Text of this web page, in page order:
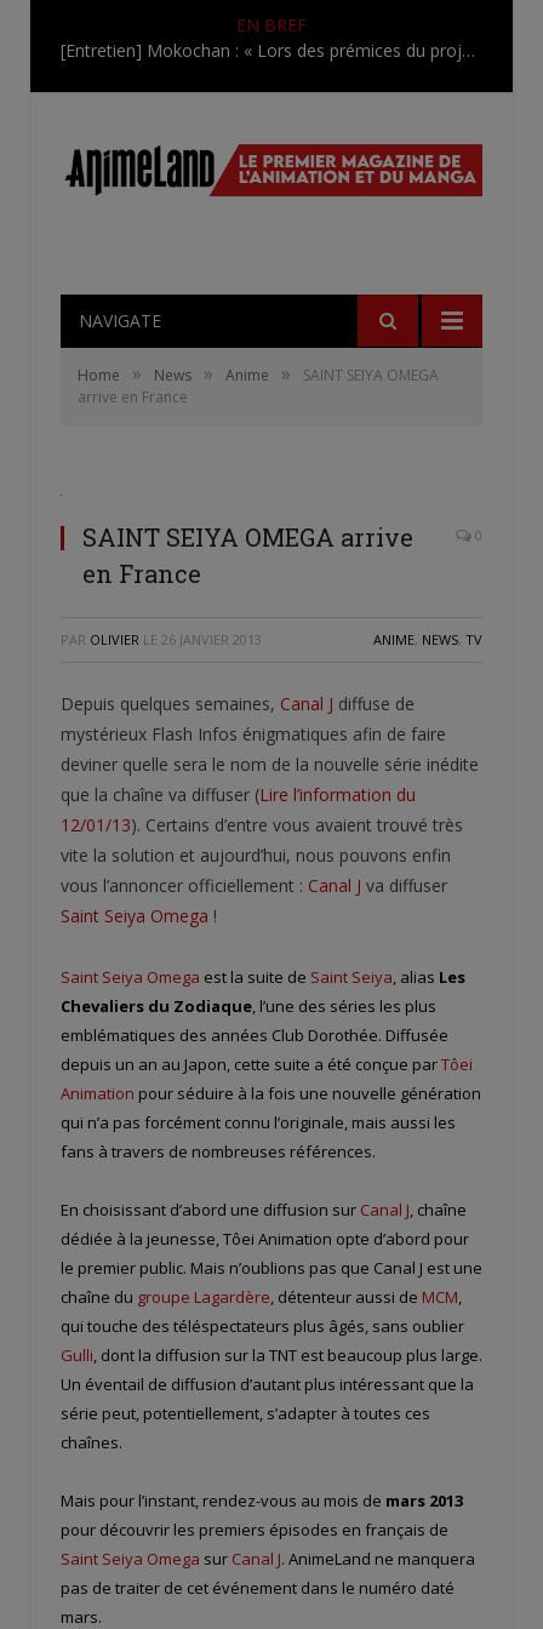
EN BREF
[Entretien] Mokochan : « Lors des prémices du projet, il était déjà demandé de suivre au mieux le manga originel.»
NAVIGATE
Home » News » Anime »
SAINT SEIYA OMEGA
arrive en France
SAINT SEIYA OMEGA arrive
en France
0
PAR OLIVIER LE 26 JANVIER 2013 ANIME, NEWS, TV
Depuis quelques semaines, Canal J diffuse de
mystérieux Flash Infos énigmatiques afin de faire
deviner quelle sera le nom de la nouvelle série inédite
que la chaîne va diffuser (Lire l’information du
12/01/13). Certains d’entre vous avaient trouvé très
vite la solution et aujourd’hui, nous pouvons enfin
vous l’annoncer officiellement : Canal J va diffuser
Saint Seiya Omega !
Saint Seiya Omega est la suite de Saint Seiya, alias Les
Chevaliers du Zodiaque, l’une des séries les plus
emblématiques des années Club Dorothée. Diffusée
depuis un an au Japon, cette suite a été conçue parTôei
Animation pour séduire à la fois une nouvelle génération
qui n’a pas forcément connu l’originale, mais aussi les
fans à travers de nombreuses références.
En choisissant d’abord une diffusion sur Canal J, chaîne
dédiée à la jeunesse, Tôei Animation opte d’abord pour
le premier public. Mais n’oublions pas que Canal J est une
chaîne du groupe Lagardère, détenteur aussi de MCM,
qui touche des téléspectateurs plus âgés, sans oublier
Gulli, dont la diffusion sur la TNT est beaucoup plus large.
Un éventail de diffusion d’autant plus intéressant que la
série peut, potentiellement, s’adapter à toutes ces
chaînes.
Mais pour l’instant, rendez-vous au mois de mars 2013
pour découvrir les premiers épisodes en français de
Saint Seiya Omega sur Canal J. AnimeLand ne manquera
pas de traiter de cet événement dans le numéro daté
mars.